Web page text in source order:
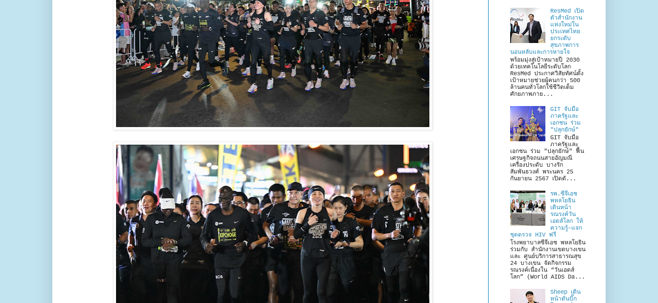
ResMed เปิด
ตัวสำนักงาน
แห่งใหม่ใน
ประเทศไทย
ยกระดับ
สุขภาพการ
นอนหลับและการหายใจ
พร้อมมุ่งสู่เป้าหมายปี 2030
ด้วยเทคโนโลยีระดับโลก
ResMed ประกาศวิสัยทัศน์ตั้ง
เป้าหมายช่วยผู้คนกว่า 500
ล้านคนทั่วโลกใช้ชีวิตเต็ม
ศักยภาพภาย...
GIT จับมือ
ภาครัฐและ
เอกชน ร่วม
"ปลุกยักษ์"
GIT จับมือ
ภาครัฐและ
เอกชน ร่วม "ปลุกยักษ์" ฟื้น
เศรษฐกิจถนนสายอัญมณี
เครื่องประดับ บางรัก
สัมพันธวงศ์ พระนคร 25
กันยายน 2567 เปิดตั...
รพ.ซีจีเอช
พหลโยธิน
เดินหน้า
รณรงค์วัน
เอดส์โลก ให้
ความรู้–แจก
ชุดตรวจ HIV ฟรี
โรงพยาบาลซีจีเอช พหลโยธิน
ร่วมกับ สำนักงานเขตบางเขน
และ ศูนย์บริการสาธารณสุข
24 บางเขน จัดกิจกรรม
รณรงค์เนื่องใน “วันเอดส์
โลก” (World AIDS Da...
Sheep เดิน
หน้าดันบิ๊ก